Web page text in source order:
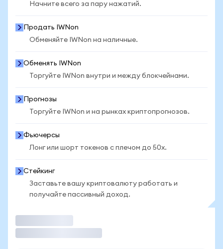
Начните всего за пару нажатий.
Продать IWNon
Обменяйте IWNon на наличные.
Обменять IWNon
Торгуйте IWNon внутри и между блокчейнами.
Прогнозы
Торгуйте IWNon и на рынках криптопрогнозов.
Фьючерсы
Лонг или шорт токенов с плечом до 50x.
Стейкинг
Заставьте вашу криптовалюту работать и
получайте пассивный доход.